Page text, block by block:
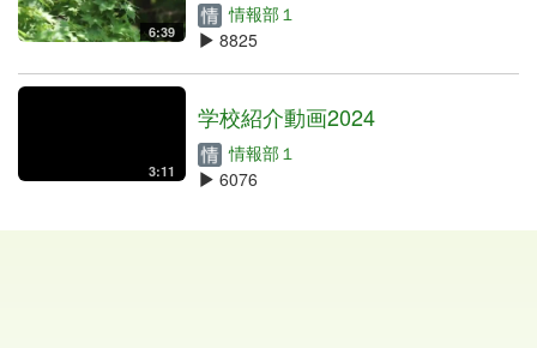
6:39
情報部１
8825
3:11
学校紹介動画2024
情報部１
6076